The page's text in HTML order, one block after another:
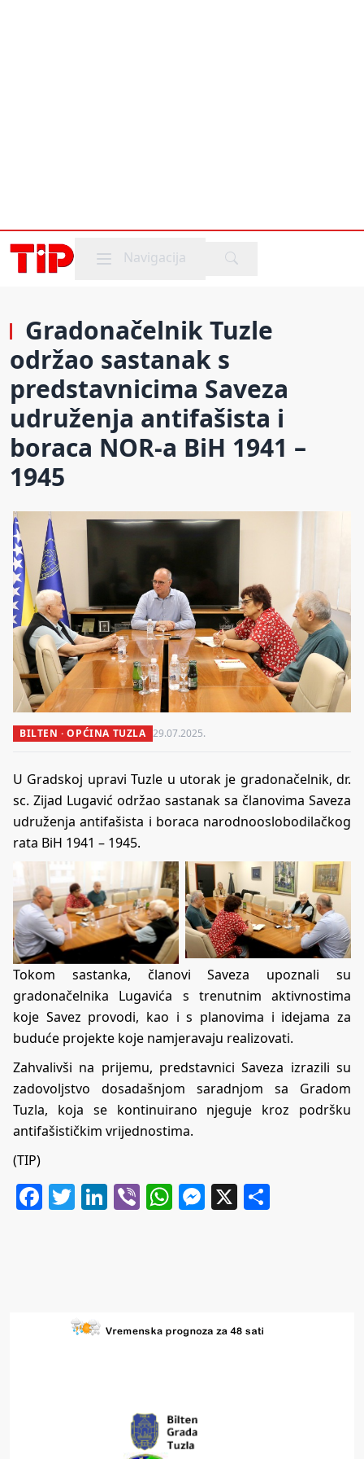
Mobile menu
Navigacija
Gradonačelnik Tuzle
održao sastanak s
predstavnicima Saveza
udruženja antifašista i
boraca NOR-a BiH 1941 –
1945
BILTEN · OPĆINA TUZLA 29.07.2025.
U Gradskoj upravi Tuzle u utorak je gradonačelnik, dr.
sc. Zijad Lugavić održao sastanak sa članovima Saveza
udruženja antifašista i boraca narodnooslobodilačkog
rata BiH 1941 – 1945.
Tokom sastanka, članovi Saveza upoznali su
gradonačelnika Lugavića s trenutnim aktivnostima
koje Savez provodi, kao i s planovima i idejama za
buduće projekte koje namjeravaju realizovati.
Zahvalivši na prijemu, predstavnici Saveza izrazili su
zadovoljstvo dosadašnjom saradnjom sa Gradom
Tuzla, koja se kontinuirano njeguje kroz podršku
antifašističkim vrijednostima.
(TIP)
Facebook
Twitter
LinkedIn
ViberWhatsApp
Messenger
X